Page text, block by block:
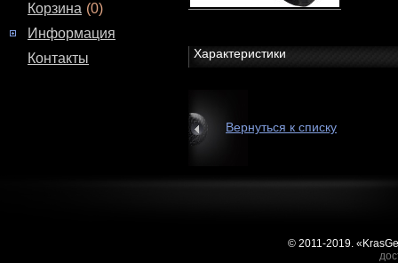
Корзина (0)
Информация
Контакты
Характеристики
Вернуться к списку
© 2011-2019.